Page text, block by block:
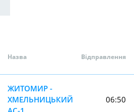
Назва Відправлення
ЖИТОМИР -
ХМЕЛЬНИЦЬКИЙ
06:50